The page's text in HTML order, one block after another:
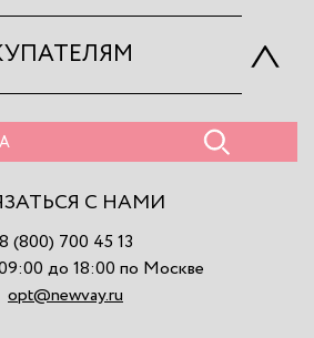
С НАМИ
8 (800) 700 45 13
до 18:00 по Москве
opt@newvay.ru